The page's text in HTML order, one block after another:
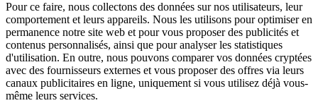
Pour ce faire, nous collectons des données sur nos utilisateurs, leur
comportement et leurs appareils. Nous les utilisons pour optimiser en
permanence notre site web et pour vous proposer des publicités et
contenus personnalisés, ainsi que pour analyser les statistiques
d'utilisation. En outre, nous pouvons comparer vos données cryptées
avec des fournisseurs externes et vous proposer des offres via leurs
canaux publicitaires en ligne, uniquement si vous utilisez déjà vous-
même leurs services.